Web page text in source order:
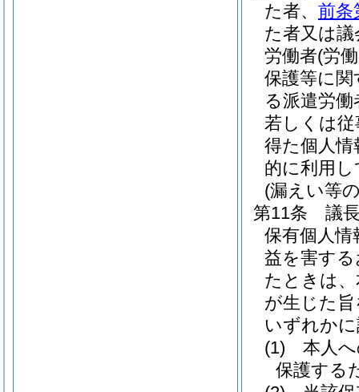
た者、 前条
た者又は
労働者(労
保護等に関
る派遣労
若しくは
得た個人
的に利用
(漏えい等
第11条
議
保有個人
益を害す
たときは
が生じた
いずれか
(1)
本人
保護する